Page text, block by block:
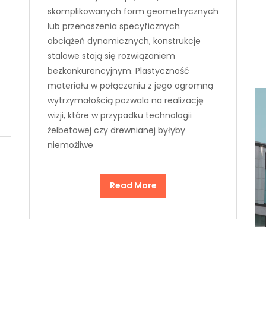
skomplikowanych form geometrycznych
lub przenoszenia specyficznych
obciążeń dynamicznych, konstrukcje
stalowe stają się rozwiązaniem
bezkonkurencyjnym. Plastyczność
materiału w połączeniu z jego ogromną
wytrzymałością pozwala na realizację
wizji, które w przypadku technologii
żelbetowej czy drewnianej byłyby
niemożliwe
Read More